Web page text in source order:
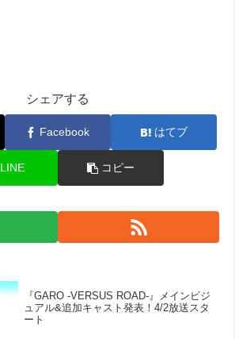
シェアする
Facebook はてブ
LINE コピー
『GARO -VERSUS ROAD-』メインビジ
ュアル&追加キャスト発表！4/2放送スタ
ート